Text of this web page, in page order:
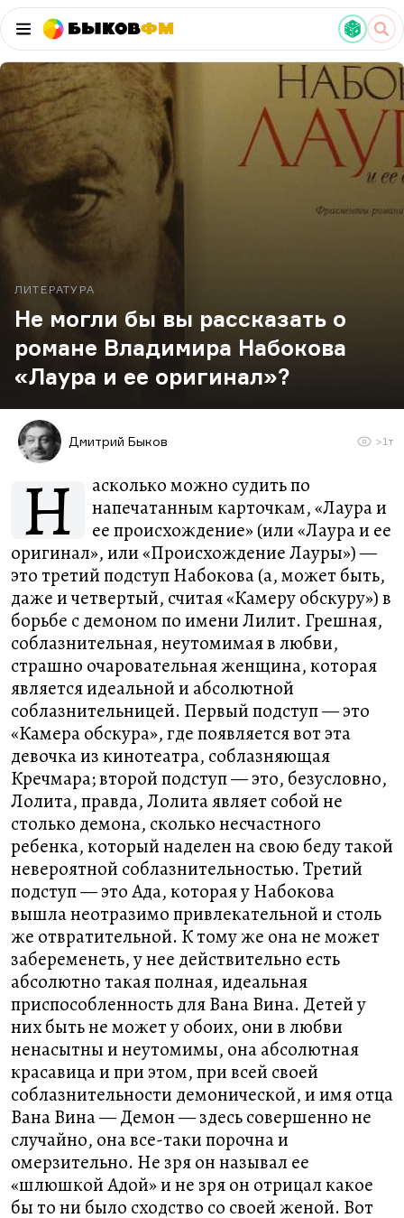
БыковФМ
ЛИТЕРАТУРА
Не могли бы вы рассказать о
романе Владимира Набокова
«Лаура и ее оригинал»?
Дмитрий Быков >1т
Н
асколько можно судить по
напечатанным карточкам, «Лаура и
ее происхождение» (или «Лаура и ее
оригинал», или «Происхождение Лауры») —
это третий подступ Набокова (а, может быть,
даже и четвертый, считая «Камеру обскуру») в
борьбе с демоном по имени Лилит. Грешная,
соблазнительная, неутомимая в любви,
страшно очаровательная женщина, которая
является идеальной и абсолютной
соблазнительницей. Первый подступ — это
«Камера обскура», где появляется вот эта
девочка из кинотеатра, соблазняющая
Кречмара; второй подступ — это, безусловно,
Лолита, правда, Лолита являет собой не
столько демона, сколько несчастного
ребенка, который наделен на свою беду такой
невероятной соблазнительностью. Третий
подступ — это Ада, которая у Набокова
вышла неотразимо привлекательной и столь
же отвратительной. К тому же она не может
забеременеть, у нее действительно есть
абсолютно такая полная, идеальная
приспособленность для Вана Вина. Детей у
них быть не может у обоих, они в любви
ненасытны и неутомимы, она абсолютная
красавица и при этом, при всей своей
соблазнительности демонической, и имя отца
Вана Вина — Демон — здесь совершенно не
случайно, она все-таки порочна и
омерзительно. Не зря он называл ее
«шлюшкой Адой» и не зря он отрицал какое
бы то ни было сходство со своей женой. Вот